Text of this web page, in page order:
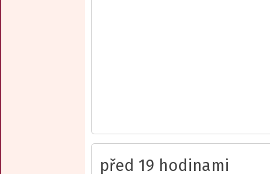
před 19 hodinami